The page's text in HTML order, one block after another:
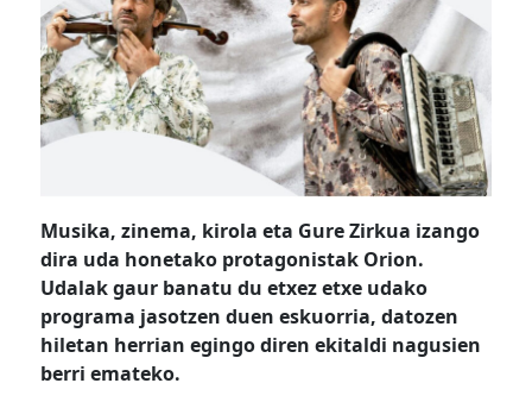
Musika, zinema, kirola eta Gure Zirkua izango
dira uda honetako protagonistak Orion.
Udalak gaur banatu du etxez etxe udako
programa jasotzen duen eskuorria, datozen
hiletan herrian egingo diren ekitaldi nagusien
berri emateko.